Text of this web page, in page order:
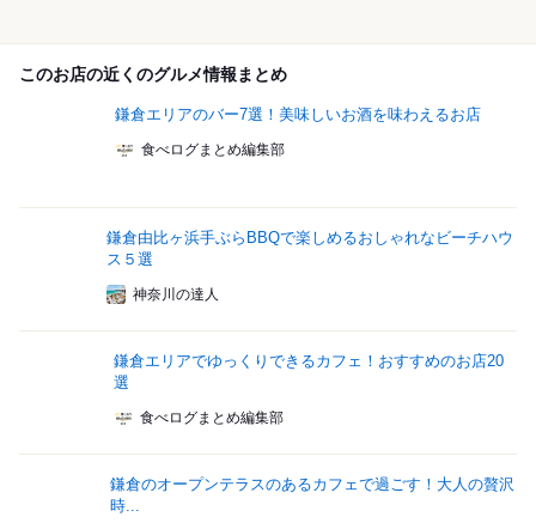
このお店の近くのグルメ情報まとめ
鎌倉エリアのバー7選！美味しいお酒を味わえるお店
食べログまとめ編集部
鎌倉由比ヶ浜手ぶらBBQで楽しめるおしゃれなビーチハウ
ス５選
神奈川の達人
鎌倉エリアでゆっくりできるカフェ！おすすめのお店20
選
食べログまとめ編集部
鎌倉のオープンテラスのあるカフェで過ごす！大人の贅沢
時...